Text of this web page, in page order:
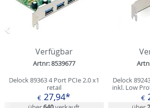
Verfügbar
Artnr: 8539677
Delock 89363 4 Port PCIe 2.0 x1
retail
€ 27,94*
Delock
inkl. Low
€
Zurück